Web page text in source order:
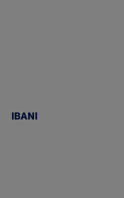
IBANI